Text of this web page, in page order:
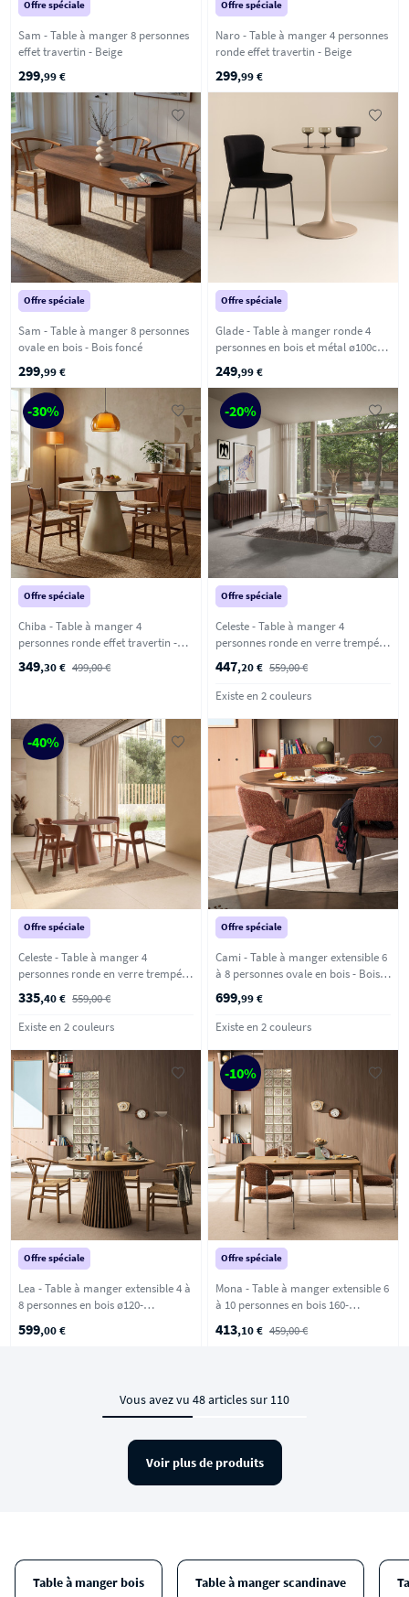
Offre spéciale
Sam - Table à manger 8 personnes
effet travertin - Beige
299,99 €
Offre spéciale
Naro - Table à manger 4 personnes
ronde effet travertin - Beige
299,99 €
Offre spéciale
Sam - Table à manger 8 personnes
ovale en bois - Bois foncé
299,99 €
Offre spéciale
Glade - Table à manger ronde 4
personnes en bois et métal ø100cm
- Beige
249,99 €
-30%
Offre spéciale
Chiba - Table à manger 4
personnes ronde effet travertin -
Beige
349,30 € 499,00 €
-20%
Offre spéciale
Celeste - Table à manger 4
personnes ronde en verre trempé et
447,20 € 559,00 €
Existe en 2 couleurs
-40%
Offre spéciale
Celeste - Table à manger 4
personnes ronde en verre trempé et
335,40 € 559,00 €
Existe en 2 couleurs
Offre spéciale
Cami - Table à manger extensible 6
à 8 personnes ovale en bois - Bois
foncé
699,99 €
Existe en 2 couleurs
Offre spéciale
Lea - Table à manger extensible 4 à
8 personnes en bois ø120-
599,00 €
-10%
Offre spéciale
Mona - Table à manger extensible 6
à 10 personnes en bois 160-
413,10 € 459,00 €
Vous avez vu 48 articles sur 110
Voir plus de produits
Table à manger bois Table à manger scandinave